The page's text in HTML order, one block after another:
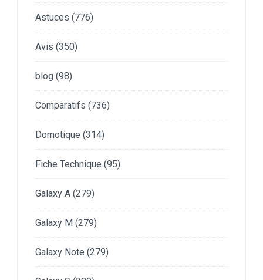
Astuces (776)
Avis (350)
blog (98)
Comparatifs (736)
Domotique (314)
Fiche Technique (95)
Galaxy A (279)
Galaxy M (279)
Galaxy Note (279)